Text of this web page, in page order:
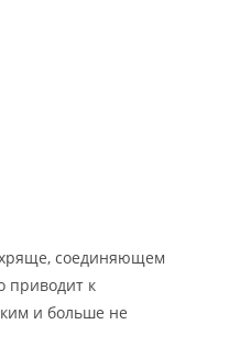
соединяющем
приводит к
и больше не